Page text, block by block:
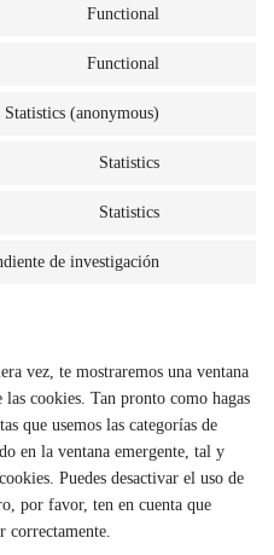
Functional
Functional
Statistics (anonymous)
Statistics
Statistics
de investigación
vez, te mostraremos una ventana
cookies. Tan pronto como hagas
que usemos las categorías de
en la ventana emergente, tal y
Puedes desactivar el uso de
por favor, ten en cuenta que
correctamente.